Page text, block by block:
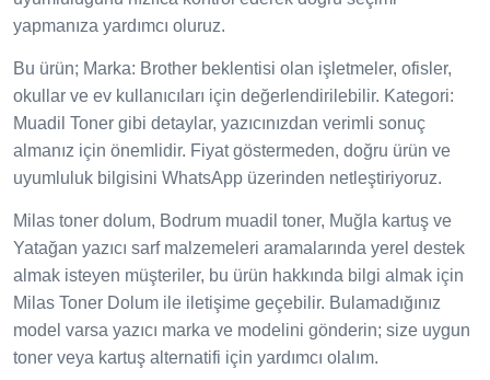
yapmanıza yardımcı oluruz.
Bu ürün; Marka: Brother beklentisi olan işletmeler, ofisler,
okullar ve ev kullanıcıları için değerlendirilebilir. Kategori:
Muadil Toner gibi detaylar, yazıcınızdan verimli sonuç
almanız için önemlidir. Fiyat göstermeden, doğru ürün ve
uyumluluk bilgisini WhatsApp üzerinden netleştiriyoruz.
Milas toner dolum, Bodrum muadil toner, Muğla kartuş ve
Yatağan yazıcı sarf malzemeleri aramalarında yerel destek
almak isteyen müşteriler, bu ürün hakkında bilgi almak için
Milas Toner Dolum ile iletişime geçebilir. Bulamadığınız
model varsa yazıcı marka ve modelini gönderin; size uygun
toner veya kartuş alternatifi için yardımcı olalım.